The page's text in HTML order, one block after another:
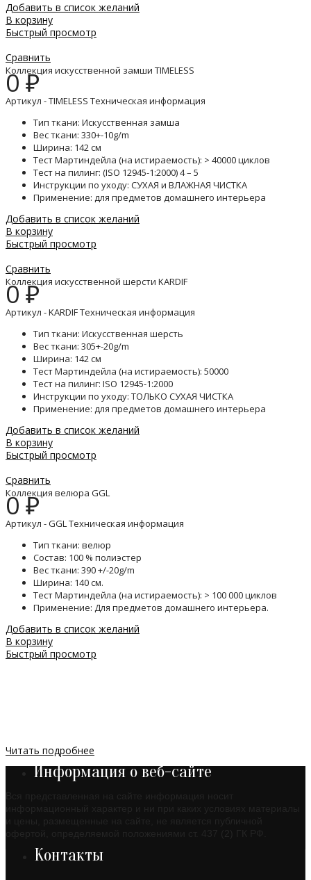
Добавить в список желаний
В корзину
Быстрый просмотр
Сравнить
Коллекция искусственной замши TIMELESS
0₽
Артикул - TIMELESS Техническая информация
Тип ткани: Искусственная замша
Вес ткани: 330+-10g/m
Ширина: 142 см
Тест Мартиндейла (на истираемость): > 40000 циклов
Тест на пилинг: (ISO 12945-1:2000) 4 – 5
Инструкции по уходу: СУХАЯ и ВЛАЖНАЯ ЧИСТКА
Применение: для предметов домашнего интерьера
Добавить в список желаний
В корзину
Быстрый просмотр
Сравнить
Коллекция искусственной шерсти KARDIF
0₽
Артикул - KARDIF Техническая информация
Тип ткани: Искусственная шерсть
Вес ткани: 305+-20g/m
Ширина: 142 см
Тест Мартиндейла (на истираемость): 50000
Тест на пилинг: ISO 12945-1:2000
Инструкции по уходу: ТОЛЬКО СУХАЯ ЧИСТКА
Применение: для предметов домашнего интерьера
Добавить в список желаний
В корзину
Быстрый просмотр
Сравнить
Коллекция велюра GGL
0₽
Артикул - GGL Техническая информация
Тип ткани: велюр
Состав: 100 % полиэстер
Вес ткани: 390 +/-20g/m
Ширина: 140 см.
Тест Мартиндейла (на истираемость): > 100 000 циклов
Применение: Для предметов домашнего интерьера.
Добавить в список желаний
В корзину
Быстрый просмотр
Читать подробнее
Информация о веб-сайте
Контакты